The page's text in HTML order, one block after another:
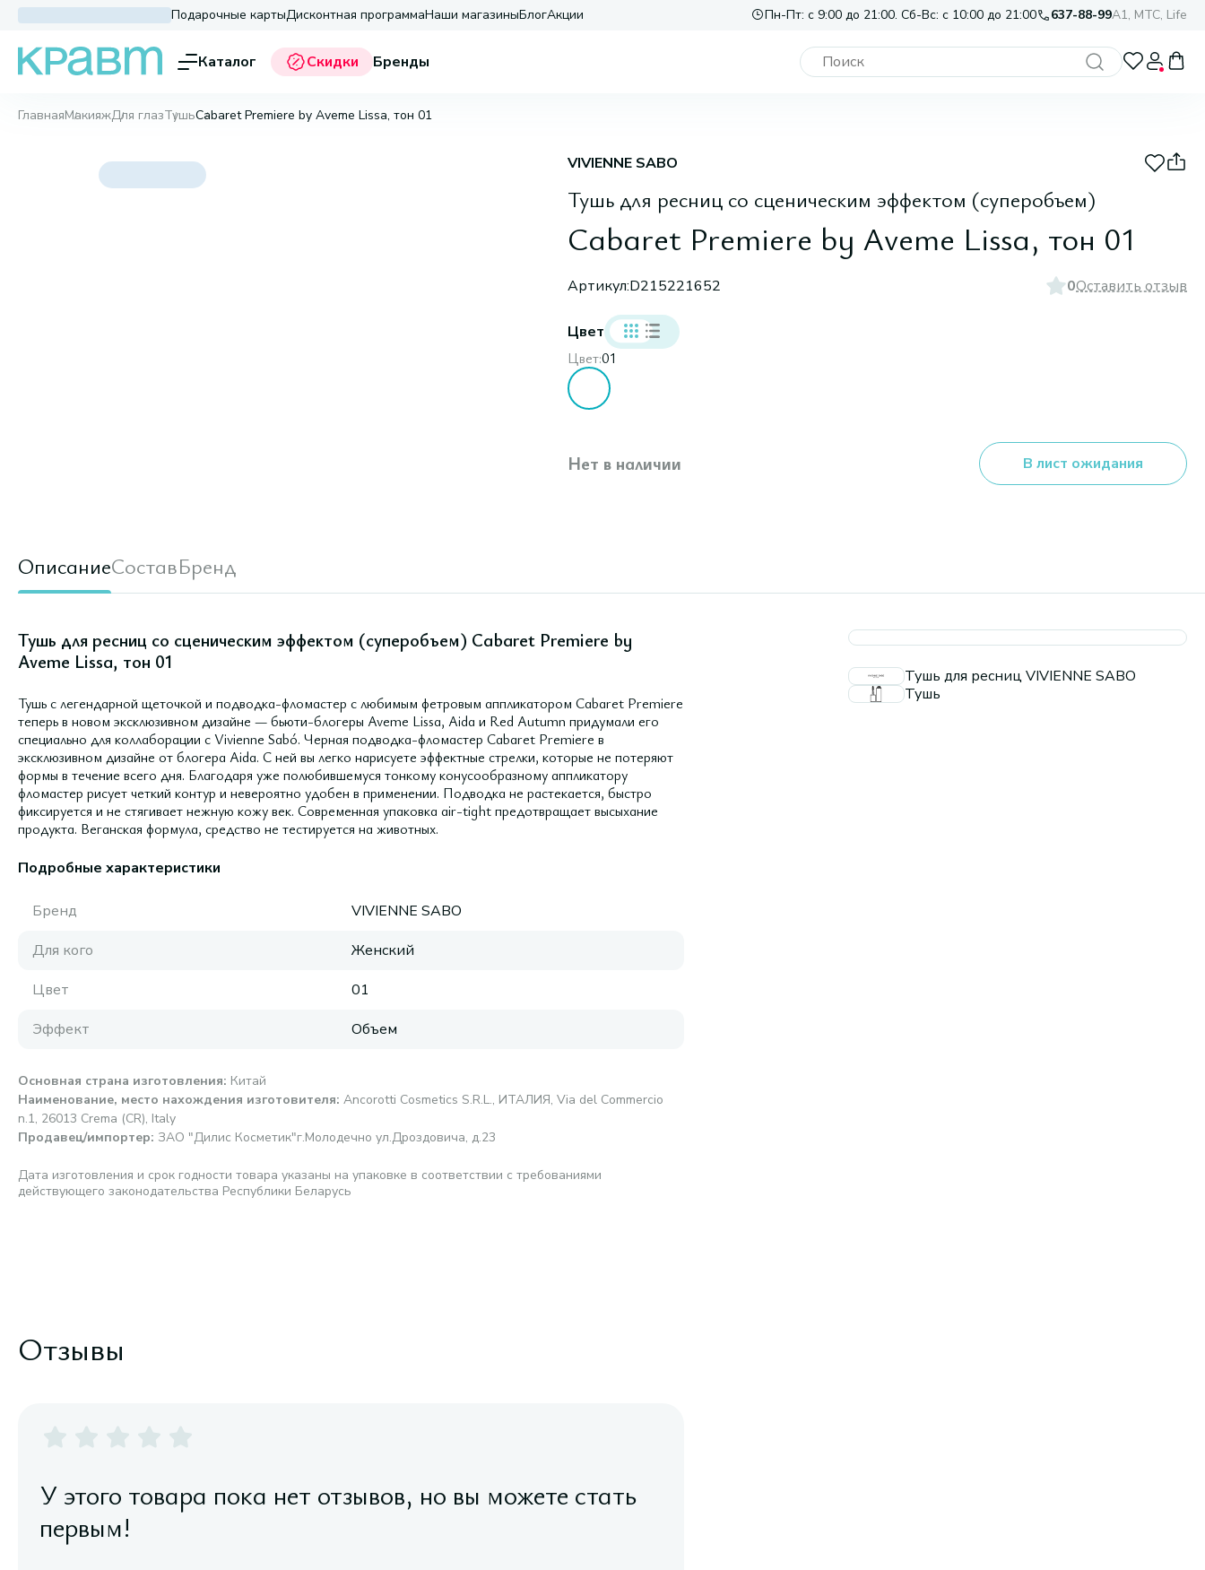
Подарочные картыДисконтная программаНаши магазиныБлогАкции Пн-Пт: с 9:00 до 21:00. Сб-Вс: с 10:00 до 21:00 637-88-99A1, МТС, Life
Каталог Скидки Бренды
ГлавнаяМакияжДля глазТушьCabaret Premiere by Aveme Lissa, тон 01
VIVIENNE SABO
Тушь для ресниц со сценическим эффектом (суперобъем)
Cabaret Premiere by Aveme Lissa, тон 01
Артикул:D215221652 0Оставить отзыв
Цвет
Цвет:01
Нет в наличии В лист ожидания
ОписаниеСоставБренд
Тушь для ресниц со сценическим эффектом (суперобъем) Cabaret Premiere by
Aveme Lissa, тон 01
Тушь с легендарной щеточкой и подводка-фломастер с любимым фетровым аппликатором Cabaret Premiere
теперь в новом эксклюзивном дизайне — бьюти-блогеры Aveme Lissa, Aida и Red Autumn придумали его
специально для коллаборации с Vivienne Sabó. Черная подводка-фломастер Cabaret Premiere в
эксклюзивном дизайне от блогера Aida. С ней вы легко нарисуете эффектные стрелки, которые не потеряют
формы в течение всего дня. Благодаря уже полюбившемуся тонкому конусообразному аппликатору
фломастер рисует четкий контур и невероятно удобен в применении. Подводка не растекается, быстро
фиксируется и не стягивает нежную кожу век. Современная упаковка air-tight предотвращает высыхание
продукта. Веганская формула, средство не тестируется на животных.
Подробные характеристики
Бренд
VIVIENNE SABO
Для кого
Женский
Цвет
01
Эффект
Объем
Основная страна изготовления: Китай
Наименование, место нахождения изготовителя: Ancorotti Cosmetics S.R.L., ИТАЛИЯ, Via del Commercio
n.1, 26013 Crema (CR), Italy
Продавец/импортер: ЗАО "Дилис Косметик"г.Молодечно ул.Дроздовича, д.23
Дата изготовления и срок годности товара указаны на упаковке в соответствии с требованиями
действующего законодательства Республики Беларусь
Тушь для ресниц VIVIENNE SABO
Тушь
Отзывы
У этого товара пока нет отзывов, но вы можете стать
первым!